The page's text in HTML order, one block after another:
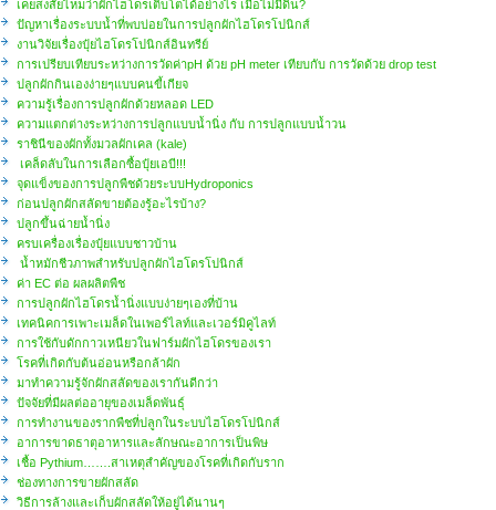
เคยสงสัยไหมว่าผักไฮโดรเติบโตได้อย่างไร เมื่อไม่มีดิน?
ปัญหาเรื่องระบบน้ำที่พบบ่อยในการปลูกผักไฮโดรโปนิกส์
งานวิจัยเรื่องปุ๋ยไฮโดรโปนิกส์อินทรีย์
การเปรียบเทียบระหว่างการวัดค่าpH ด้วย pH meter เทียบกับ การวัดด้วย drop test
ปลูกผักกินเองง่ายๆแบบคนขี้เกียจ
ความรู้เรื่องการปลูกผักด้วยหลอด LED
ความแตกต่างระหว่างการปลูกแบบน้ำนิ่ง กับ การปลูกแบบน้ำวน
ราชินีของผักทั้งมวลผักเคล (kale)
เคล็ดลับในการเลือกซื้อปุ๋ยเอบี!!!
จุดแข็งของการปลูกพืชด้วยระบบHydroponics
ก่อนปลูกผักสลัดขายต้องรู้อะไรบ้าง?
ปลูกขึ้นฉ่ายน้ำนิ่ง
ครบเครื่องเรื่องปุ๋ยแบบชาวบ้าน
น้ำหมักชีวภาพสำหรับปลูกผักไฮโดรโปนิกส์
ค่า EC ต่อ ผลผลิตพืช
การปลูกผักไฮโดรน้ำนิ่งแบบง่ายๆเองที่บ้าน
เทคนิคการเพาะเมล็ดในเพอร์ไลท์และเวอร์มิคูไลท์
การใช้กับดักกาวเหนียวในฟาร์มผักไฮโดรของเรา
โรคที่เกิดกับต้นอ่อนหรือกล้าผัก
มาทำความรู้จักผักสลัดของเรากันดีกว่า
ปัจจัยที่มีผลต่ออายุของเมล็ดพันธุ์
การทำงานของรากพืชที่ปลูกในระบบไฮโดรโปนิกส์
อาการขาดธาตุอาหารและลักษณะอาการเป็นพิษ
เชื้อ Pythium…….สาเหตุสำคัญของโรคที่เกิดกับราก
ช่องทางการขายผักสลัด
วิธีการล้างและเก็บผักสลัดให้อยู่ได้นานๆ